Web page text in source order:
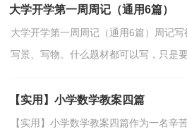
大学开学第一周周记（通用6篇）
大学开学第一周周记（通用6篇）周记写
写景、写物。什么题材都可以写，只是
【实用】小学数学教案四篇
【实用】小学数学教案四篇作为一名辛